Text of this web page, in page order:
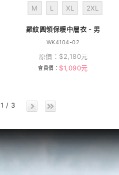
M L XL 2XL
羅紋圓領保暖中層衣 - 男
WK4104-02
原價： $2,180元
會員價： $1,090元
1 / 3